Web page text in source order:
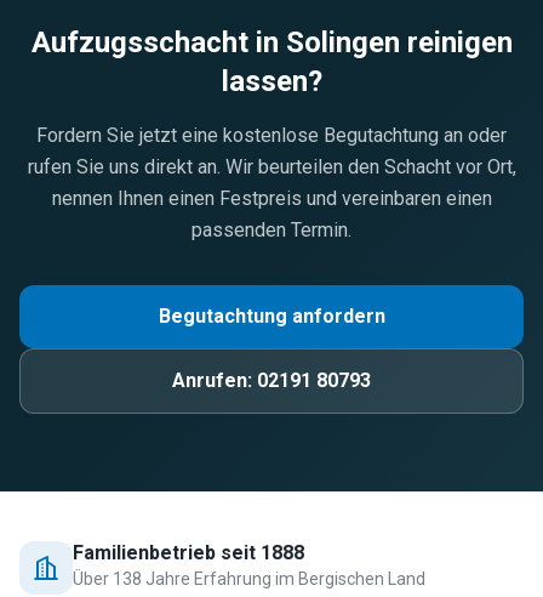
Aufzugsschacht in Solingen reinigen
lassen?
Fordern Sie jetzt eine kostenlose Begutachtung an oder
rufen Sie uns direkt an. Wir beurteilen den Schacht vor Ort,
nennen Ihnen einen Festpreis und vereinbaren einen
passenden Termin.
Begutachtung anfordern
Anrufen: 02191 80793
Familienbetrieb seit 1888
Über 138 Jahre Erfahrung im Bergischen Land